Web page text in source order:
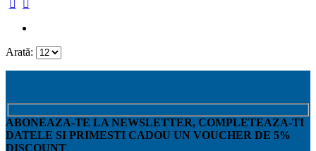
Arată:
ABONEAZA-TE LA NEWSLETTER, COMPLETEAZA-TI
DATELE SI PRIMESTI CADOU UN VOUCHER DE 5%
DISCOUNT